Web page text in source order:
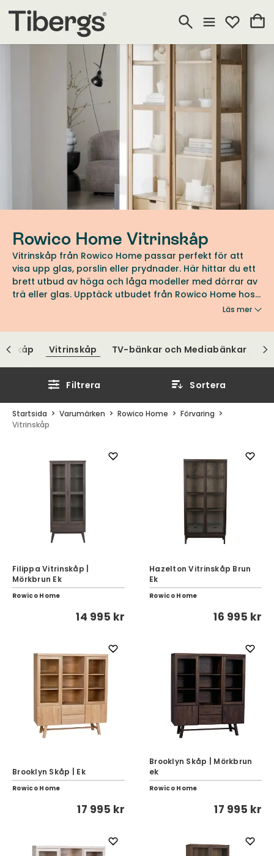
Rowico Home Vitrinskåp
Vitrinskåp från Rowico Home passar perfekt för att
visa upp glas, porslin eller prydnader. Här hittar du ett
brett utbud av höga och låga modeller med dörrar av
trä eller glas. Upptäck utbudet från Rowico Home hos
Läs mer
Skåp Vitrinskåp TV-bänkar och Mediabänkar
Filtrera Sortera
Startsida Varumärken Rowico Home
Förvaring
Vitrinskåp
Filippa Vitrinskåp |
Mörkbrun Ek
Rowico Home
14 995 kr
Hazelton Vitrinskåp Brun
Ek
Rowico Home
16 995 kr
Brooklyn Skåp | Ek
Rowico Home
17 995 kr
Brooklyn Skåp | Mörkbrun
ek
Rowico Home
17 995 kr